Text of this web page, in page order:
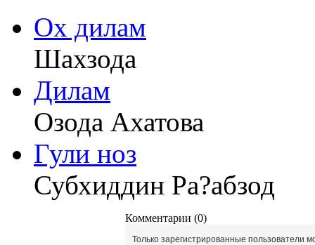
Ох дилам
Шахзода
Дилам
Озода Ахатова
Гули ноз
Субхиддин Ра?абзод
Комментарии (0)
Только зарегистрированные пользователи